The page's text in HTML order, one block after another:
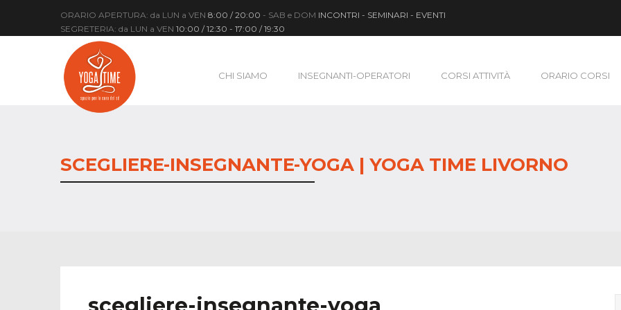
ORARIO APERTURA: da LUN a VEN 8:00 / 20:00 - SAB e DOM INCONTRI - SEMINARI - EVENTI
SEGRETERIA: da LUN a VEN 10:00 / 12:30 - 17:00 / 19:30
CHI SIAMO INSEGNANTI-OPERATORI CORSI ATTIVITÀ ORARIO CORSI
SCEGLIERE-INSEGNANTE-YOGA | YOGA TIME LIVORNO